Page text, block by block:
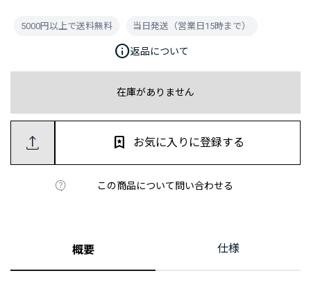
在庫がありません
この商品について問い合わせる
お気に入りに登録する
5000円以上で送料無料 当日発送（営業日15時まで）
info返品について
概要 仕様